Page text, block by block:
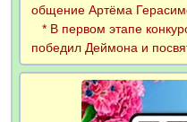
общение Артёма
* В первом этапе
победил Деймона и